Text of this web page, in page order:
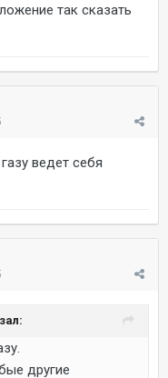
так сказать
ведет себя
другие